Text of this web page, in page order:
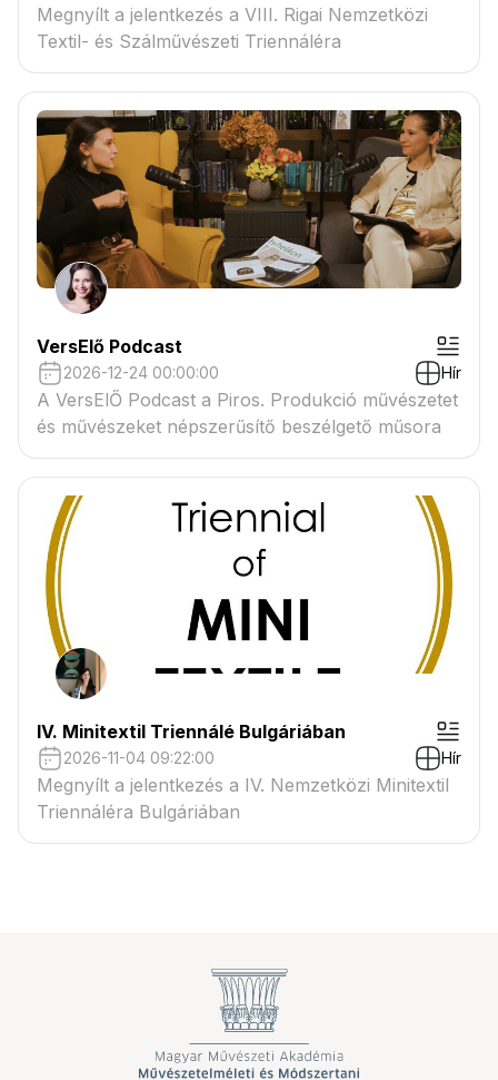
Megnyílt a jelentkezés a VIII. Rigai Nemzetközi
Textil- és Szálművészeti Triennáléra
VersElő Podcast
2026-12-24 00:00:00 Hír
A VersElŐ Podcast a Piros. Produkció művészetet
és művészeket népszerűsítő beszélgető műsora
IV. Minitextil Triennálé Bulgáriában
2026-11-04 09:22:00 Hír
Megnyílt a jelentkezés a IV. Nemzetközi Minitextil
Triennáléra Bulgáriában